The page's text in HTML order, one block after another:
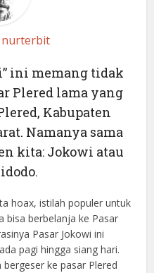
nurterbit
ini memang tidak
Plered lama yang
Kabupaten
Namanya sama
kita: Jokowi atau
hoax, istilah populer untuk
bisa berbelanja ke Pasar
Pasar Jokowi ini
pagi hingga siang hari.
ke pasar Plered